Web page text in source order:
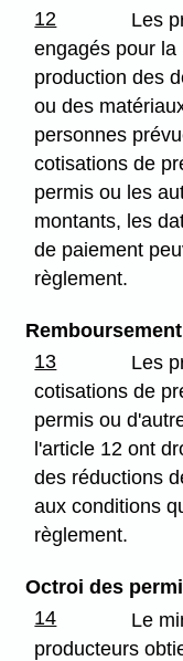
12
Les
engagés pour
production des
ou des
personnes
cotisations de
permis ou les
montants, les
de paiement
règlement.
13
Les
cotisations de
permis ou
l'article 12 ont
des réductions
aux conditions
règlement.
Octroi des
14
Le
producteurs